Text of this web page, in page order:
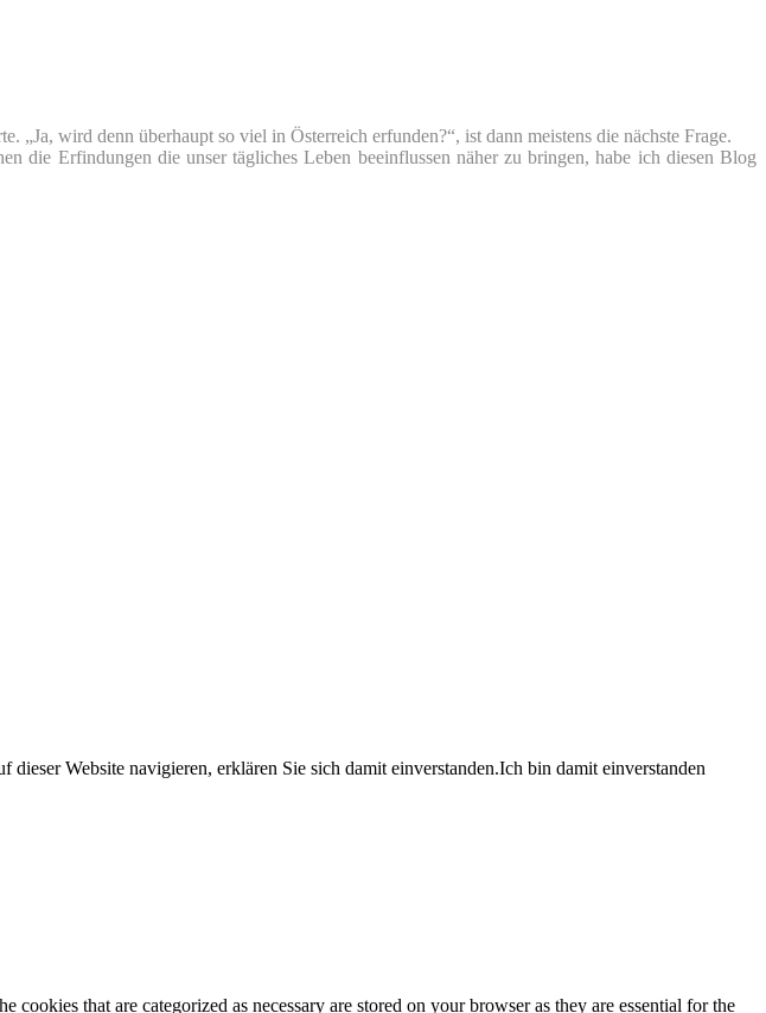
wird denn überhaupt so viel in Österreich erfunden?“, ist dann meistens die nächste Frage.
die Erfindungen die unser tägliches Leben beeinflussen näher zu bringen, habe ich diesen Blog
dieser Website navigieren, erklären Sie sich damit einverstanden.Ich bin damit einverstanden
that are categorized as necessary are stored on your browser as they are essential for the